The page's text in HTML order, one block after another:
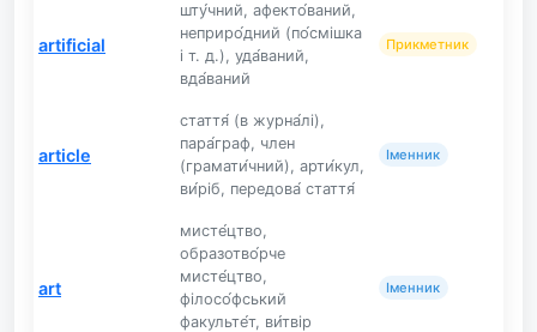
artificial
шту́чний, афекто́ваний,
неприро́дний (по́смішка
і т. д.), уда́ваний,
вда́ваний
Прикметник
article
стаття́ (в журна́лі),
пара́граф, член
(грамати́чний), арти́кул,
ви́ріб, передова́ стаття́
Іменник
art
мисте́цтво,
образотво́рче
мисте́цтво,
філосо́фський
факульте́т, ви́твір
Іменник